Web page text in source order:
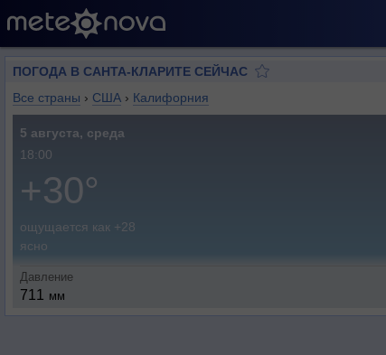
ПОГОДА В САНТА-КЛАРИТЕ СЕЙЧАС
Все страны › США › Калифорния
5 августа, среда
18:00
+30°
ощущается как +28
ясно
Давление
711 мм